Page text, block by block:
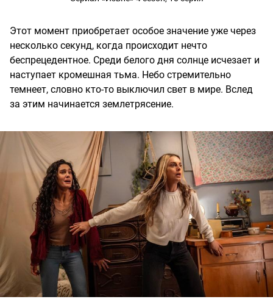
Этот момент приобретает особое значение уже через
несколько секунд, когда происходит нечто
беспрецедентное. Среди белого дня солнце исчезает и
наступает кромешная тьма. Небо стремительно
темнеет, словно кто-то выключил свет в мире. Вслед
за этим начинается землетрясение.